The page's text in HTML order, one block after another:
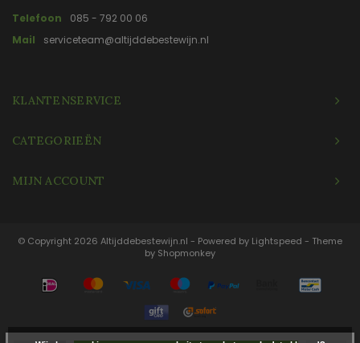
Telefoon
085 - 792 00 06
Mail
serviceteam@altijddebestewijn.nl
KLANTENSERVICE
CATEGORIEËN
MIJN ACCOUNT
© Copyright 2026 Altijddebestewijn.nl - Powered by Lightspeed - Theme
by Shopmonkey